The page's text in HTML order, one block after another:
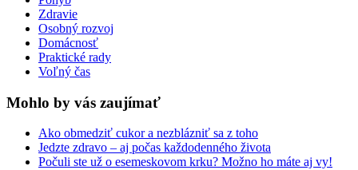
Zdravie
Osobný rozvoj
Domácnosť
Praktické rady
Voľný čas
Mohlo by vás zaujímať
Ako obmedziť cukor a nezblázniť sa z toho
Jedzte zdravo – aj počas každodenného života
Počuli ste už o esemeskovom krku? Možno ho máte aj vy!